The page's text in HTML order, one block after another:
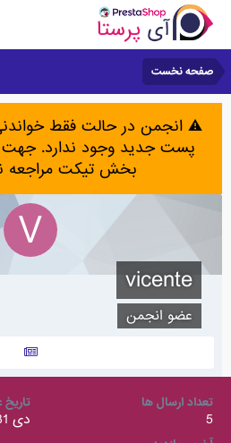
صفحه نخست
⚠️ انجمن در حالت فقط
پست جدید وجود ندارد. جهت
بخش تیکت مراجعه
vicente
عضو انجمن
تعداد ارسال ها
5 دی 31، 2012